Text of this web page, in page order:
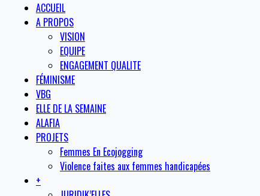
ACCUEIL
A PROPOS
VISION
EQUIPE
ENGAGEMENT QUALITE
FÉMINISME
VBG
ELLE DE LA SEMAINE
ALAFIA
PROJETS
Femmes En Ecojogging
Violence faites aux femmes handicapées
+